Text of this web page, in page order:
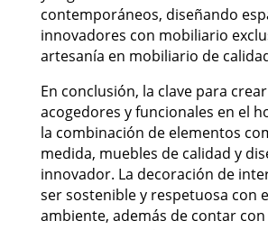
contemporáneos, diseñando
innovadores con mobiliario
artesanía en mobiliario de
En conclusión, la clave para
acogedores y funcionales en el
la combinación de elementos
medida, muebles de calidad y
innovador. La decoración de
ser sostenible y respetuosa con
ambiente, además de contar con